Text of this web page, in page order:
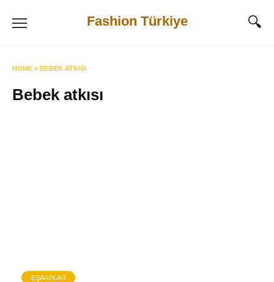
Fashion Türkiye
HOME » BEBEK ATKISI
Bebek atkısı
EŞARPLAR